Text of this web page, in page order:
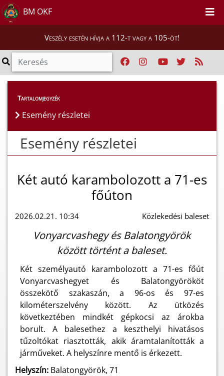
BM OKF
Veszély esetén hívja a 112-t vagy a 105-öt!
Esemény részletei
Tartalomjegyzék
Esemény részletei
Esemény részletei
Két autó karambolozott a 71-es
főúton
2026.02.21. 10:34 Közlekedési baleset
Vonyarcvashegy és Balatongyörök
között történt a baleset.
Két személyautó karambolozott a 71-es főút
Vonyarcvashegyet és Balatongyörököt
összekötő szakaszán, a 96-os és 97-es
kilométerszelvény között. Az ütközés
következtében mindkét gépkocsi az árokba
borult. A balesethez a keszthelyi hivatásos
tűzoltókat riasztották, akik áramtalanították a
járműveket. A helyszínre mentő is érkezett.
Helyszín: Balatongyörök, 71